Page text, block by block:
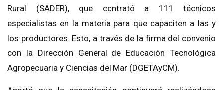
Rural (SADER), que contrató a 111 técnicos
especialistas en la materia para que capaciten a las y
los productores. Esto, a través de la firma del convenio
con la Dirección General de Educación Tecnológica
Agropecuaria y Ciencias del Mar (DGETAyCM).